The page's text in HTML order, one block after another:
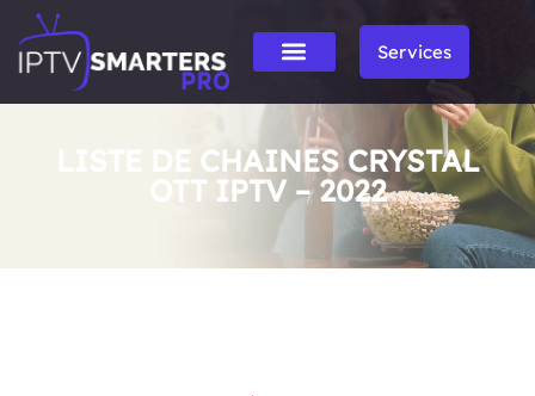
Services
LISTE DE CHAINES CRYSTAL
OTT IPTV – 2022